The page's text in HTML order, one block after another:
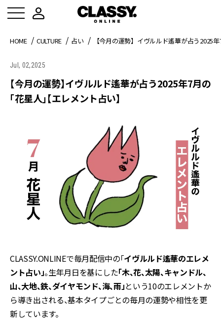
HOME CULTURE 占い 【今月の運勢】イヴルルド遙華が占う2025
Jul, 02,2025
【今月の運勢】イヴルルド遙華が占う2025年7月の
「花星人」【エレメント占い】
CLASSY.ONLINEで毎月配信中の「イヴルルド遙華のエレメ
ント占い」。生年月日を基にした「木、花、太陽、キャンドル、
山、大地、鉄、ダイヤモンド、海、雨」という10のエレメントか
ら導き出される、基本タイプごとの毎月の運勢や相性を更
新しています。